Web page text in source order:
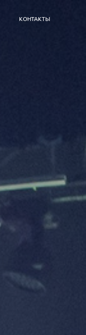
КОНТАКТЫ